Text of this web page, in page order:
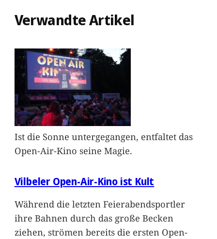
Verwandte Artikel
Ist die Sonne untergegangen, entfaltet das
Open-Air-Kino seine Magie.
Vilbeler Open-Air-Kino ist Kult
Während die letzten Feierabendsportler
ihre Bahnen durch das große Becken
ziehen, strömen bereits die ersten Open-